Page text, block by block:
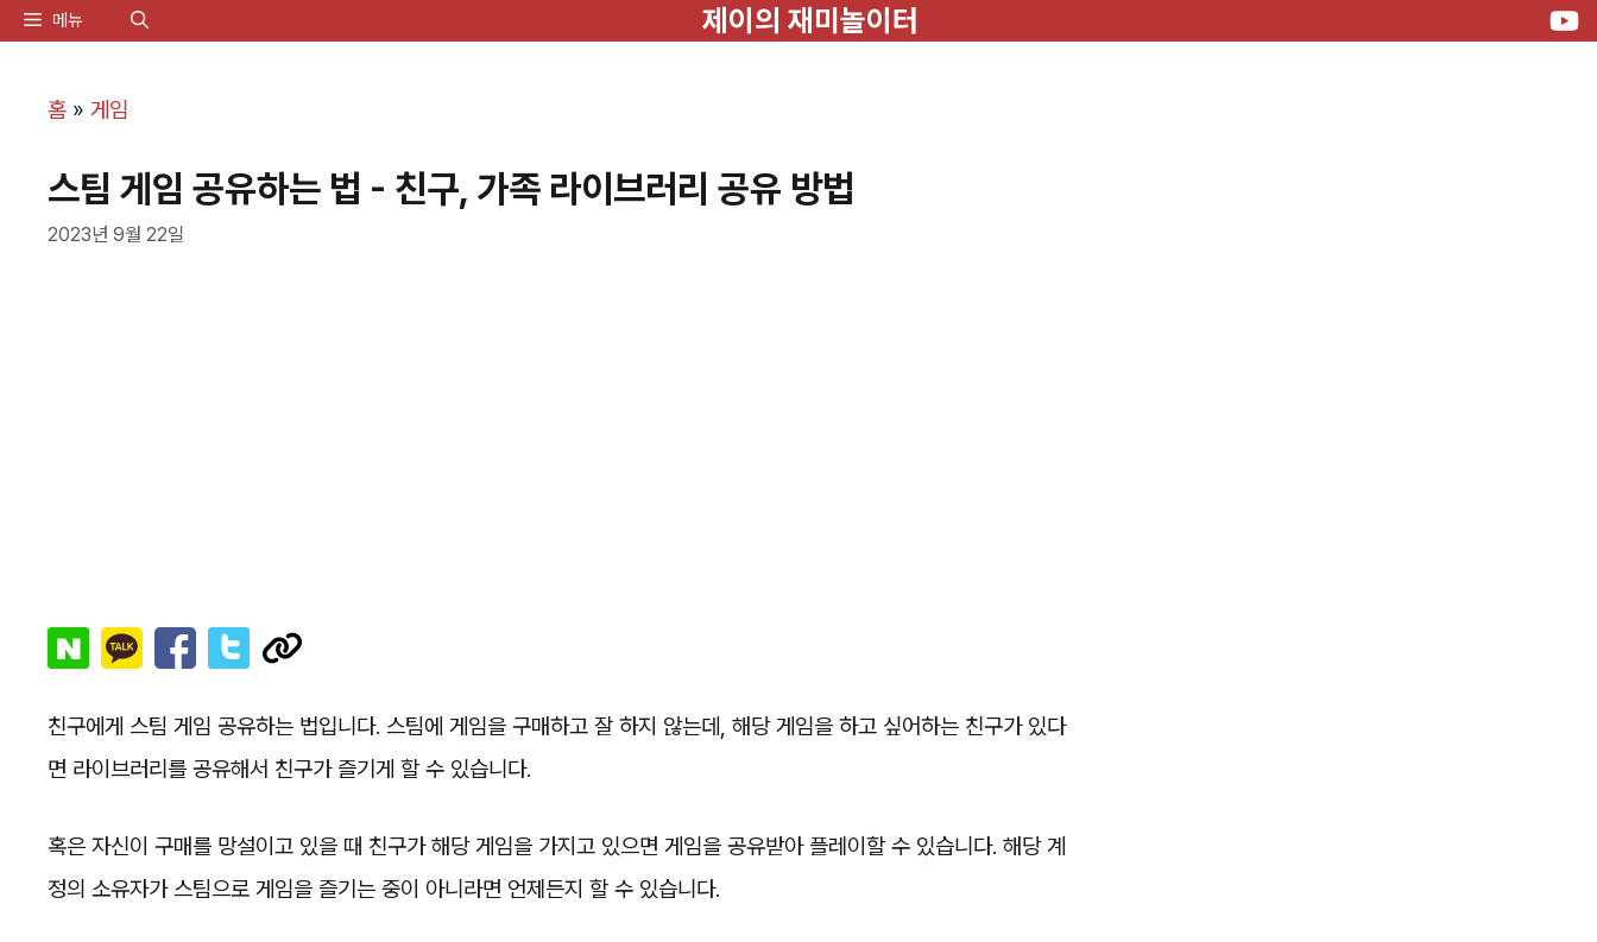
제이의 재미놀이터
메뉴
홈 » 게임
스팀 게임 공유하는 법 - 친구, 가족 라이브러리 공유 방법
2023년 9월 22일
친구에게 스팀 게임 공유하는 법입니다. 스팀에 게임을 구매하고 잘 하지 않는데, 해당 게임을 하고 싶어하는 친구가 있다
면 라이브러리를 공유해서 친구가 즐기게 할 수 있습니다.
혹은 자신이 구매를 망설이고 있을 때 친구가 해당 게임을 가지고 있으면 게임을 공유받아 플레이할 수 있습니다. 해당 계
정의 소유자가 스팀으로 게임을 즐기는 중이 아니라면 언제든지 할 수 있습니다.